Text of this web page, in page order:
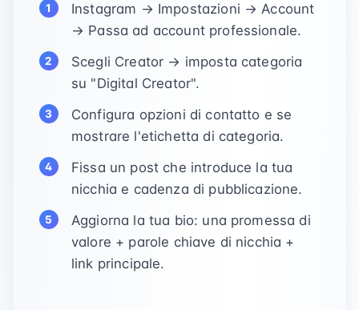
Instagram → Impostazioni → Account
→ Passa ad account professionale.
Scegli Creator → imposta categoria
su "Digital Creator".
Configura opzioni di contatto e se
mostrare l'etichetta di categoria.
Fissa un post che introduce la tua
nicchia e cadenza di pubblicazione.
Aggiorna la tua bio: una promessa di
valore + parole chiave di nicchia +
link principale.